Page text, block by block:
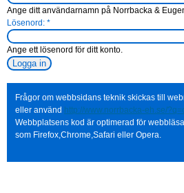
Ange ditt användarnamn på Norrbacka &
Lösenord: *
Ange ett lösenord för ditt konto.
Frågor om webbsidans teknik skickas till
eller använd http://www.norrbacka-eh.se/
Webbplatsens kod är optimerad för
som Firefox,Chrome,Safari eller Opera.